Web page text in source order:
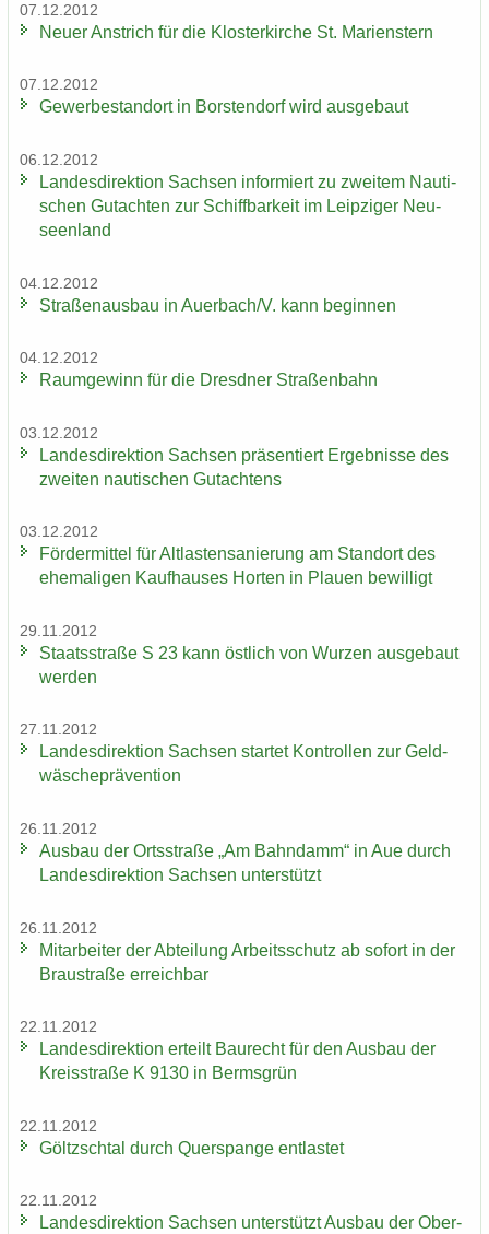
07.12.2012
Neuer An­strich für die Klos­ter­kir­che St. Ma­ri­enstern
07.12.2012
Ge­wer­be­stand­ort in Bors­ten­dorf wird aus­ge­baut
06.12.2012
Lan­des­di­rek­ti­on Sach­sen in­for­miert zu zwei­tem Nau­ti­
schen Gut­ach­ten zur Schiff­bar­keit im Leip­zi­ger Neu­
seen­land
04.12.2012
Stra­ßen­aus­bau in Au­er­bach/V. kann be­gin­nen
04.12.2012
Raum­ge­winn für die Dresd­ner Stra­ßen­bahn
03.12.2012
Lan­des­di­rek­ti­on Sach­sen prä­sen­tiert Er­geb­nis­se des
zwei­ten nau­ti­schen Gut­ach­tens
03.12.2012
För­der­mit­tel für Alt­las­ten­sa­nie­rung am Stand­ort des
ehe­ma­li­gen Kauf­hau­ses Hor­ten in Plau­en be­wil­ligt
29.11.2012
Staats­stra­ße S 23 kann öst­lich von Wur­zen aus­ge­baut
wer­den
27.11.2012
Lan­des­di­rek­ti­on Sach­sen star­tet Kon­trol­len zur Geld­
wä­sche­prä­ven­ti­on
26.11.2012
Aus­bau der Orts­stra­ße „Am Bahn­damm“ in Aue durch
Lan­des­di­rek­ti­on Sach­sen un­ter­stützt
26.11.2012
Mit­ar­bei­ter der Ab­tei­lung Ar­beits­schutz ab so­fort in der
Brau­stra­ße er­reich­bar
22.11.2012
Lan­des­di­rek­ti­on er­teilt Bau­recht für den Aus­bau der
Kreis­stra­ße K 9130 in Berms­grün
22.11.2012
Göltzsch­tal durch Quer­span­ge ent­las­tet
22.11.2012
Lan­des­di­rek­ti­on Sach­sen un­ter­stützt Aus­bau der Ober­